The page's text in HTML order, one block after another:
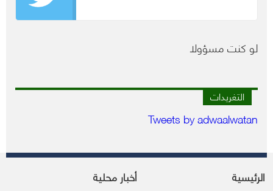
لو كنت مسؤولا
التغريدات
Tweets by adwaalwatan
الرئيسية
أخبار محلية